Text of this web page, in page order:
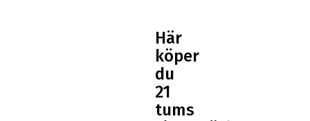
Här
köper
du
21
tums